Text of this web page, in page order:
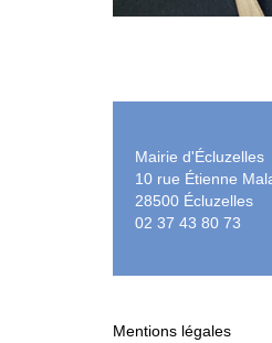
Mairie d'Écluzelles
10 rue Étienne
28500 Écluzelles
02 37 43 80 73
Mentions légales